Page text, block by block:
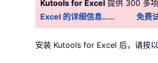
Kutools for Excel 提供 300 多
Excel 的详细信息……
免费
安装 Kutools for Excel 后，请按以